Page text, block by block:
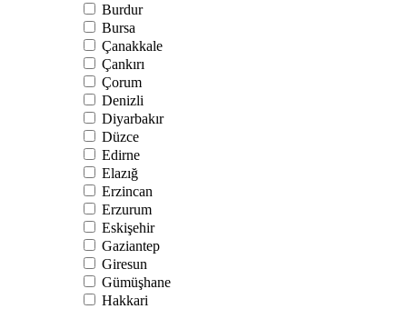
Burdur
Bursa
Çanakkale
Çankırı
Çorum
Denizli
Diyarbakır
Düzce
Edirne
Elazığ
Erzincan
Erzurum
Eskişehir
Gaziantep
Giresun
Gümüşhane
Hakkari